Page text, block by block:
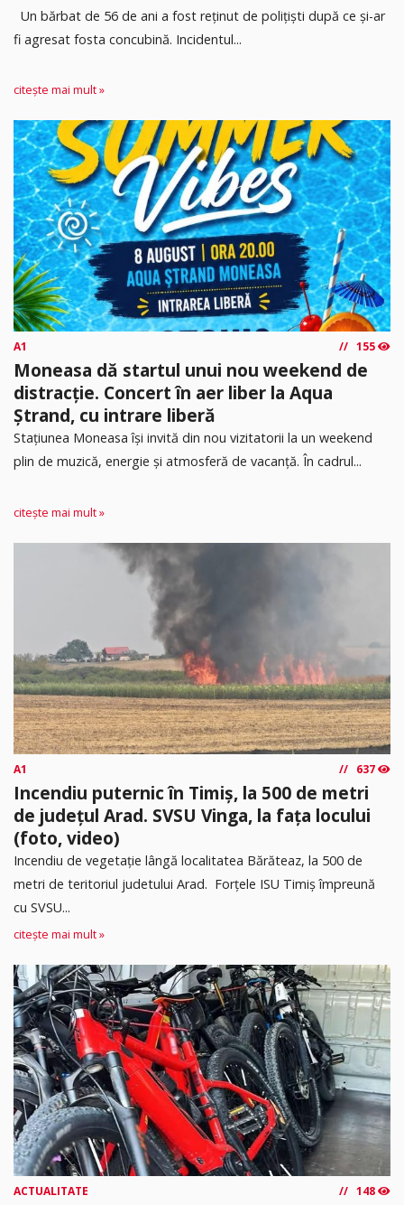
Un bărbat de 56 de ani a fost reținut de polițiști după ce și-ar
fi agresat fosta concubină. Incidentul...
citește mai mult »
A1 155
Moneasa dă startul unui nou weekend de
distracție. Concert în aer liber la Aqua
Ștrand, cu intrare liberă
Stațiunea Moneasa își invită din nou vizitatorii la un weekend
plin de muzică, energie și atmosferă de vacanță. În cadrul...
citește mai mult »
A1 637
Incendiu puternic în Timiș, la 500 de metri
de județul Arad. SVSU Vinga, la fața locului
(foto, video)
Incendiu de vegetație lângă localitatea Bărăteaz, la 500 de
metri de teritoriul judetului Arad. Forțele ISU Timiș împreună
cu SVSU...
citește mai mult »
ACTUALITATE 148